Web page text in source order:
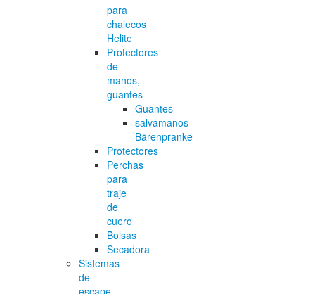
para
chalecos
Helite
Protectores
de
manos,
guantes
Guantes
salvamanos
Bärenpranke
Protectores
Perchas
para
traje
de
cuero
Bolsas
Secadora
Sistemas
de
escape